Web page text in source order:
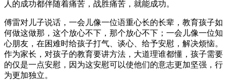
人的成功都伴随着痛苦，战胜痛苦，就能成功。
傅雷对儿子说话，一会儿像一位语重心长的长辈，教育孩子如
何做这做那，这个放心不下，那个放心不下；一会儿像一位知
心朋友，在困难时给孩子打气、谈心、给予安慰，解决烦恼。
作为家长，对孩子的教育要讲方法，大道理谁都懂，孩子需要
的仅是一点安慰，因为这安慰可以使他们的意志更加坚强，行
为更加独立。